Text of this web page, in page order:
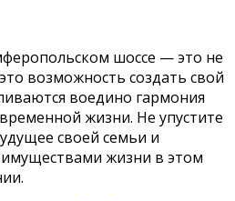
шоссе — это не
возможность создать свой
воедино гармония
жизни. Не упустите
своей семьи и
жизни в этом